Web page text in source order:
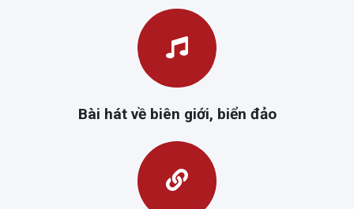
Bài hát về biên giới, biển đảo